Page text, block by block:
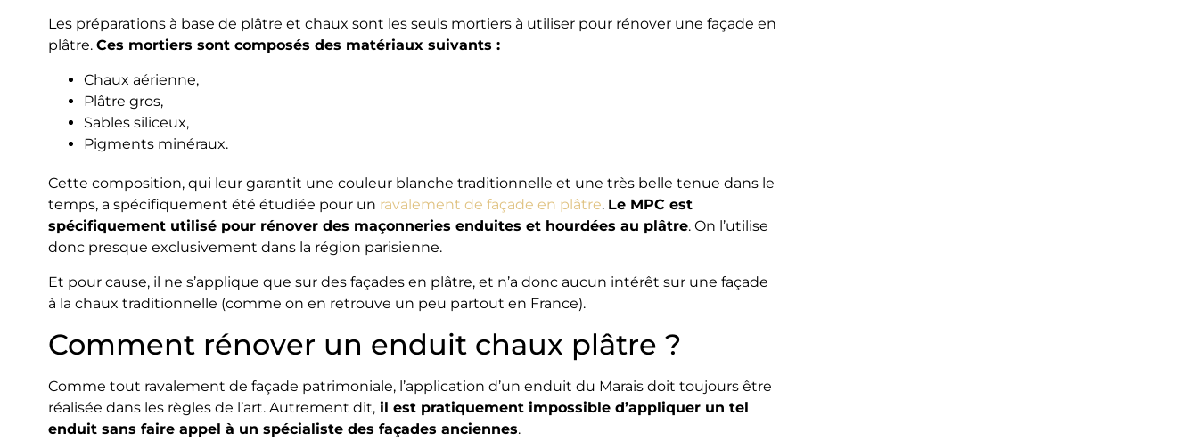
Les préparations à base de plâtre et chaux sont les seuls mortiers à utiliser pour rénover une façade en
plâtre. Ces mortiers sont composés des matériaux suivants :
Chaux aérienne,
Plâtre gros,
Sables siliceux,
Pigments minéraux.
Cette composition, qui leur garantit une couleur blanche traditionnelle et une très belle tenue dans le
temps, a spécifiquement été étudiée pour un ravalement de façade en plâtre. Le MPC est
spécifiquement utilisé pour rénover des maçonneries enduites et hourdées au plâtre. On l’utilise
donc presque exclusivement dans la région parisienne.
Et pour cause, il ne s’applique que sur des façades en plâtre, et n’a donc aucun intérêt sur une façade
à la chaux traditionnelle (comme on en retrouve un peu partout en France).
Comment rénover un enduit chaux plâtre ?
Comme tout ravalement de façade patrimoniale, l’application d’un enduit du Marais doit toujours être
réalisée dans les règles de l’art. Autrement dit,il est pratiquement impossible d’appliquer un tel
enduit sans faire appel à un spécialiste des façades anciennes.